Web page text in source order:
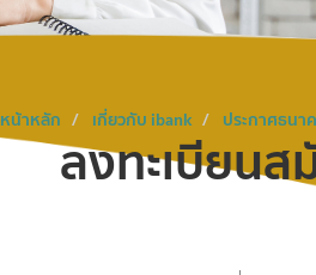
หน้าหลัก เกี่ยวกับ ibank ประกาศธนา
ลงทะเบียนส